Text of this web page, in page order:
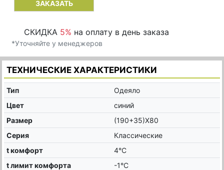
ЗАКАЗАТЬ
СКИДКА 5% на оплату в день заказа
*Уточняйте у менеджеров
ТЕХНИЧЕСКИЕ ХАРАКТЕРИСТИКИ
Тип
Одеяло
Цвет
синий
Размер
(190+35)X80
Серия
Классические
t комфорт
4°C
t лимит комфорта
-1°C